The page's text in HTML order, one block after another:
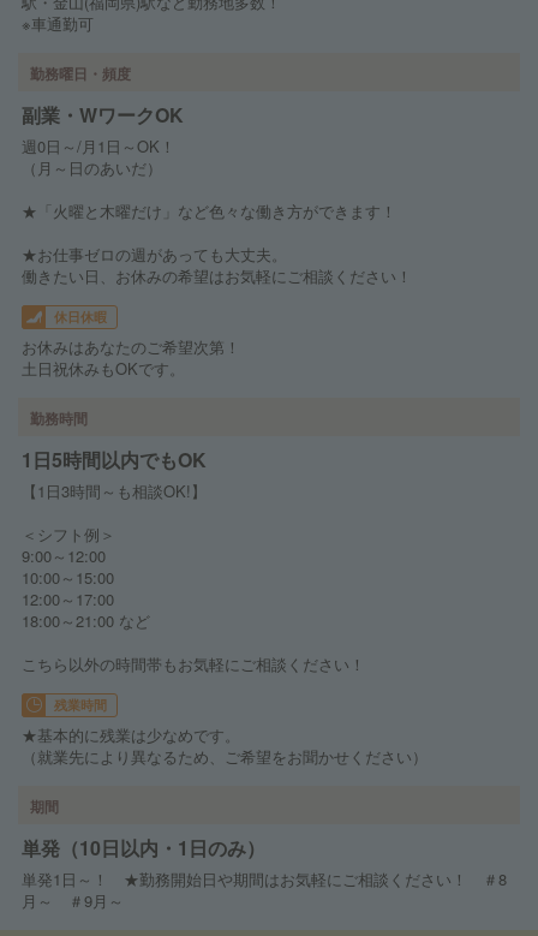
※車通勤可
勤務曜日・頻度
副業・WワークOK
週0日～/月1日～OK！
（月～日のあいだ）
★「火曜と木曜だけ」など色々な働き方ができます！
★お仕事ゼロの週があっても大丈夫。
働きたい日、お休みの希望はお気軽にご相談ください！
休日休暇
お休みはあなたのご希望次第！
土日祝休みもOKです。
勤務時間
1日5時間以内でもOK
【1日3時間～も相談OK!】
＜シフト例＞
9:00～12:00
10:00～15:00
12:00～17:00
18:00～21:00 など
こちら以外の時間帯もお気軽にご相談ください！
残業時間
★基本的に残業は少なめです。
（就業先により異なるため、ご希望をお聞かせください）
期間
単発（10日以内・1日のみ）
単発1日～！ ★勤務開始日や期間はお気軽にご相談ください！ ＃8
月～ ＃9月～